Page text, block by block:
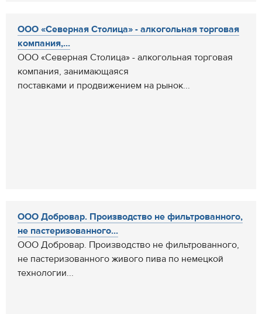
ООО «Северная Столица» - алкогольная торговая
компания,...
ООО «Северная Столица» - алкогольная торговая
компания, занимающаяся
поставками и продвижением на рынок...
ООО Добровар. Производство не фильтрованного,
не пастеризованного...
ООО Добровар. Производство не фильтрованного,
не пастеризованного живого пива по немецкой
технологии...